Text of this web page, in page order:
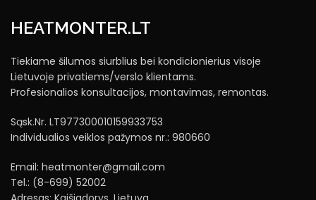
HEATMONTER.LT
Tiekiame šilumos siurblius bei kondicionierius visoje
Lietuvoje privatiems/verslo klientams.
Profesionalios konsultacijos, montavimas, remontas.
Sąsk.Nr. LT977300010159933753
Individualios veiklos pažymos nr.: 980660
Email: heatmonter@gmail.com
Tel.: (8-699) 52002